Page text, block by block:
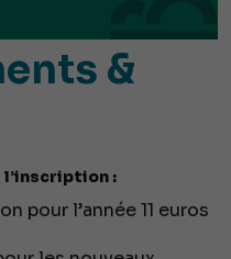
&
:
pour l’année 11 euros